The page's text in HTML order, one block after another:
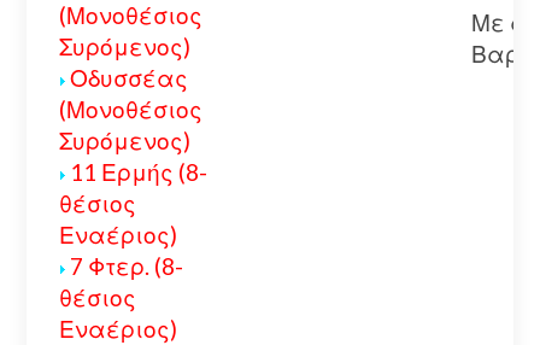
(Μονοθέσιος
Συρόμενος)
Οδυσσέας
(Μονοθέσιος
Συρόμενος)
11 Ερμής (8-
θέσιος
Εναέριος)
7 Φτερ. (8-
θέσιος
Εναέριος)
Με